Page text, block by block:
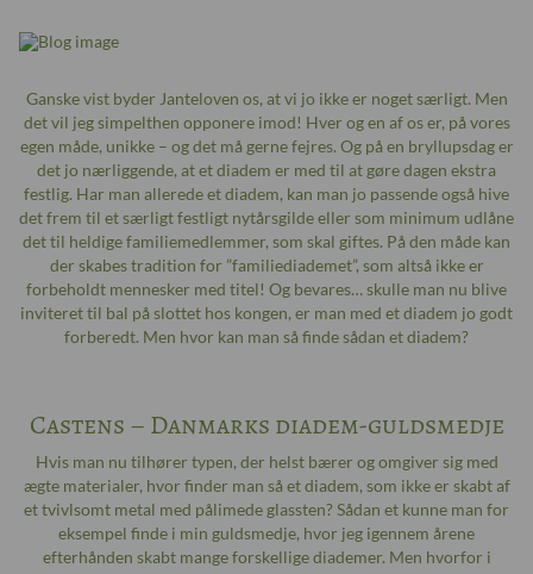
Ganske vist byder Janteloven os, at vi jo ikke er noget særligt. Men
det vil jeg simpelthen opponere imod! Hver og en af os er, på vores
egen måde, unikke – og det må gerne fejres. Og på en bryllupsdag er
det jo nærliggende, at et diadem er med til at gøre dagen ekstra
festlig. Har man allerede et diadem, kan man jo passende også hive
det frem til et særligt festligt nytårsgilde eller som minimum udlåne
det til heldige familiemedlemmer, som skal giftes. På den måde kan
der skabes tradition for ”familiediademet”, som altså ikke er
forbeholdt mennesker med titel! Og bevares… skulle man nu blive
inviteret til bal på slottet hos kongen, er man med et diadem jo godt
forberedt. Men hvor kan man så finde sådan et diadem?
Castens – Danmarks diadem-guldsmedje
Hvis man nu tilhører typen, der helst bærer og omgiver sig med
ægte materialer, hvor finder man så et diadem, som ikke er skabt af
et tvivlsomt metal med pålimede glassten? Sådan et kunne man for
eksempel finde i min guldsmedje, hvor jeg igennem årene
efterhånden skabt mange forskellige diademer. Men hvorfor i